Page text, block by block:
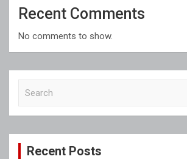
Recent Comments
No comments to show.
c
Recent Posts